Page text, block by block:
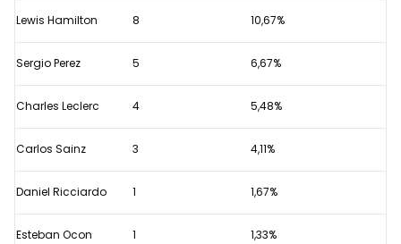
zichtbaar
ongekende
statistiek
Lewis Hamilton 8 10,67%
Sergio Perez 5 6,67%
Charles Leclerc 4 5,48%
Carlos Sainz 3 4,11%
Daniel Ricciardo 1 1,67%
Esteban Ocon 1 1,33%